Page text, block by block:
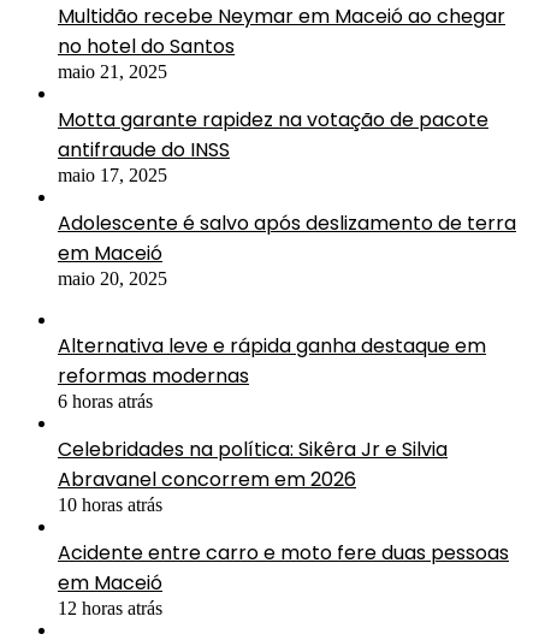
Multidão recebe Neymar em Maceió ao chegar
no hotel do Santos
maio 21, 2025
Motta garante rapidez na votação de pacote
antifraude do INSS
maio 17, 2025
Adolescente é salvo após deslizamento de terra
em Maceió
maio 20, 2025
Alternativa leve e rápida ganha destaque em
reformas modernas
6 horas atrás
Celebridades na política: Sikêra Jr e Silvia
Abravanel concorrem em 2026
10 horas atrás
Acidente entre carro e moto fere duas pessoas
em Maceió
12 horas atrás